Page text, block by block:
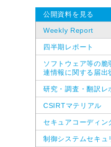
公開資料を見る
Weekly Report
四半期レポート
ソフトウェア等の脆
連情報に関する届出
研究・調査・翻訳レ
CSIRTマテリアル
セキュアコーディン
制御システムセキュ